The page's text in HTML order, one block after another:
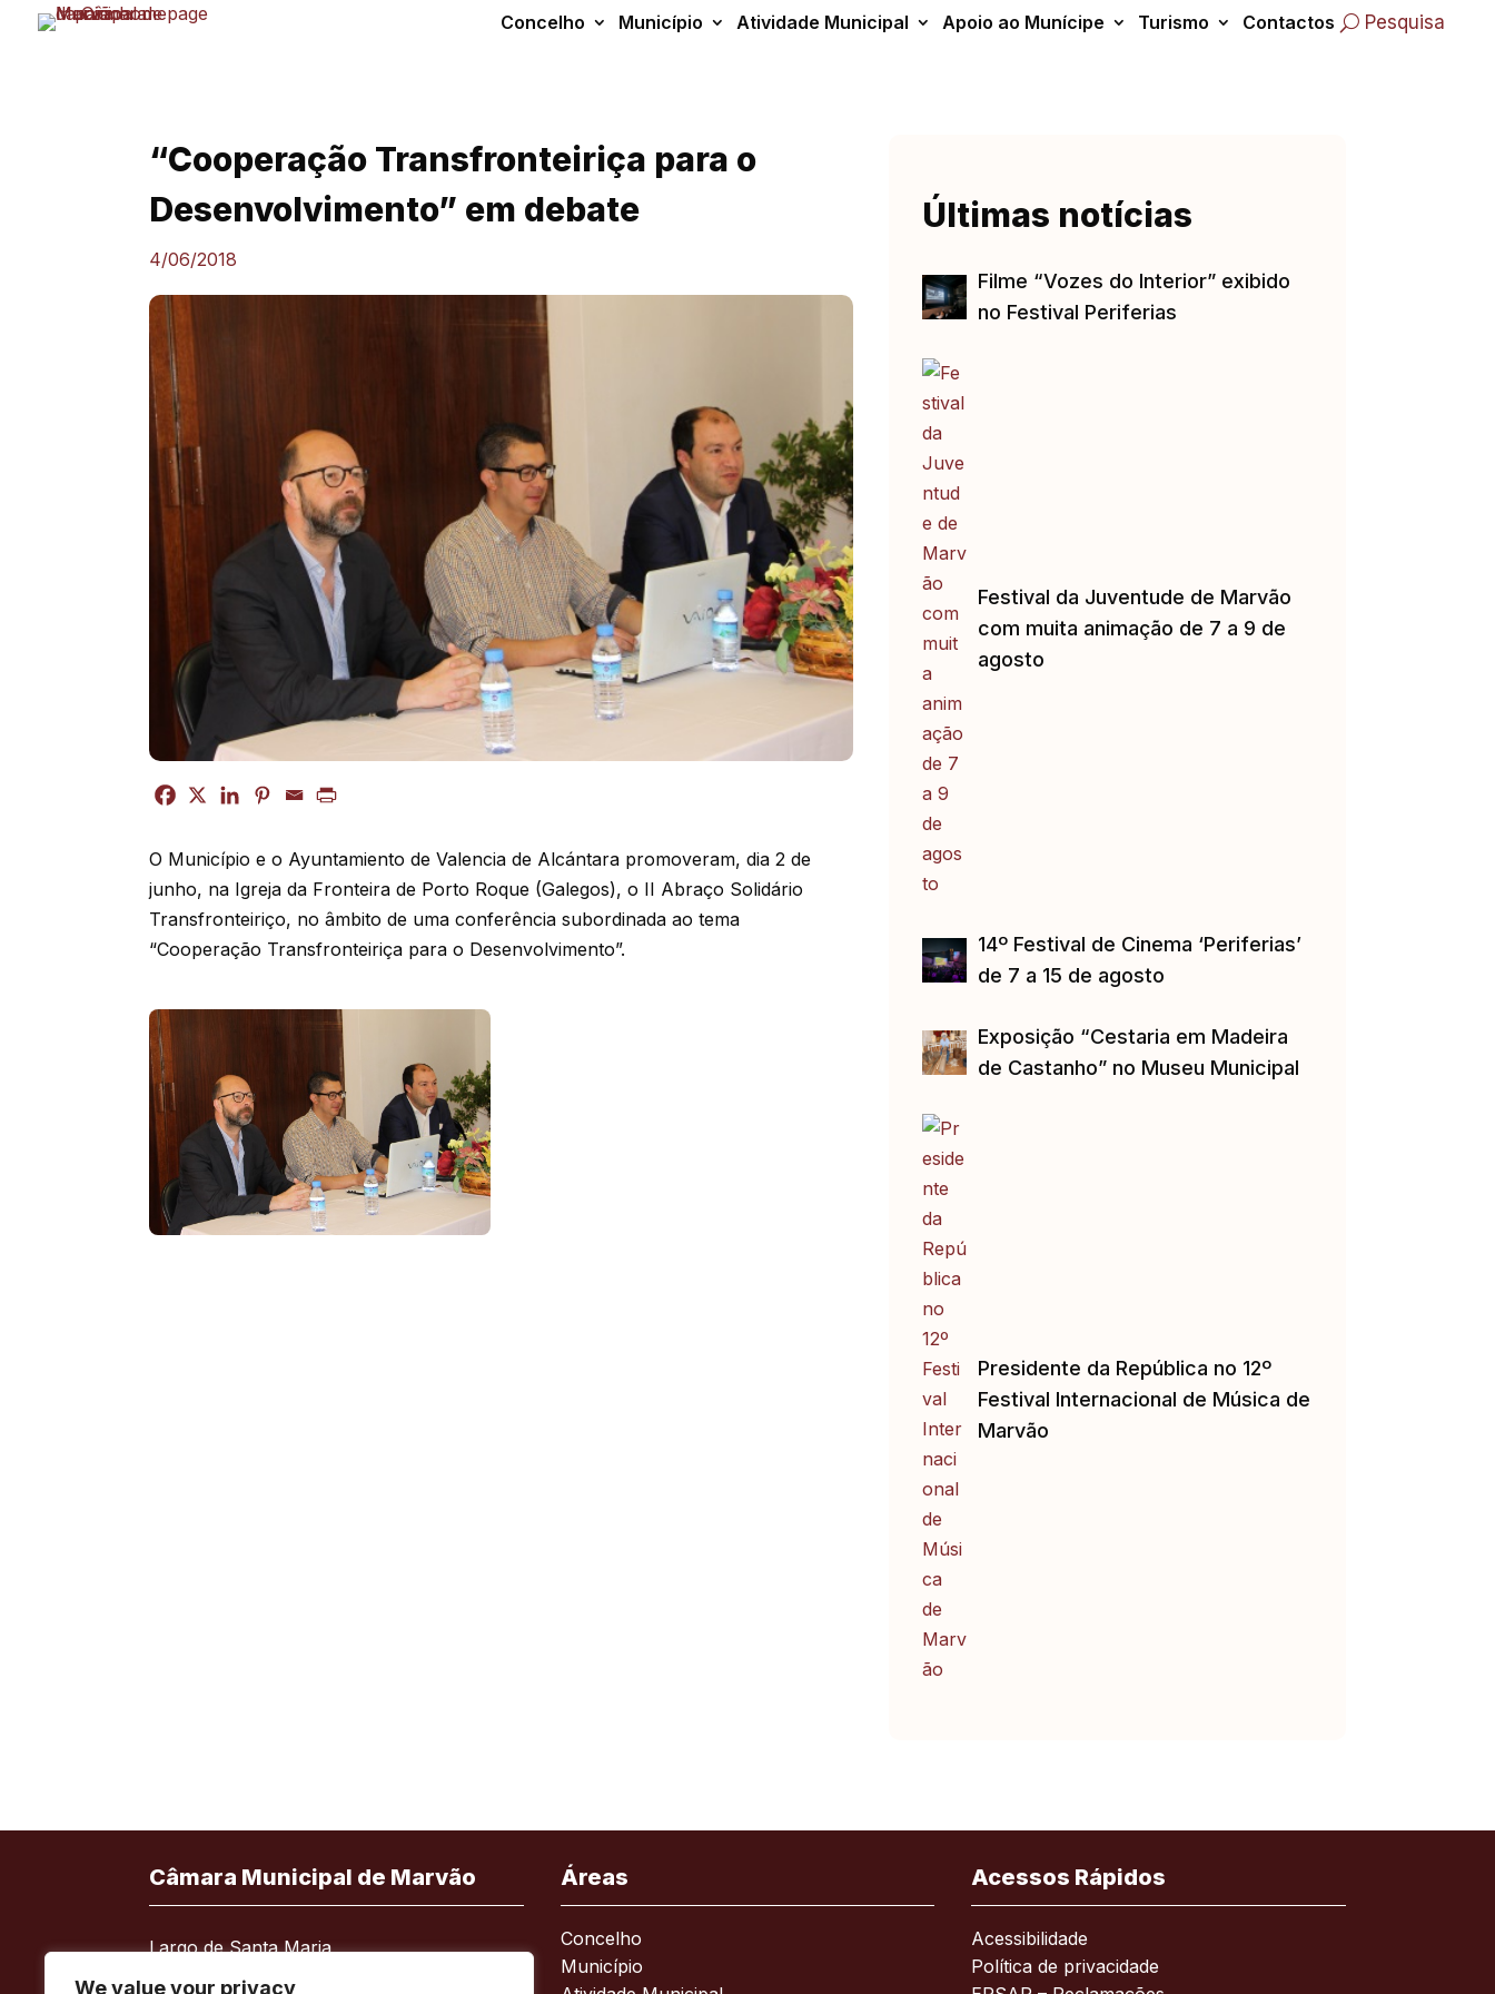
We value your privacy
Concelho Município Atividade Municipal Apoio ao Munícipe Turismo Contactos Pesquisa
“Cooperação Transfronteiriça para o
Desenvolvimento” em debate
4/06/2018
O Município e o Ayuntamiento de Valencia de Alcántara promoveram, dia 2 de
junho, na Igreja da Fronteira de Porto Roque (Galegos), o II Abraço Solidário
Transfronteiriço, no âmbito de uma conferência subordinada ao tema
“Cooperação Transfronteiriça para o Desenvolvimento”.
Últimas notícias
Filme “Vozes do Interior” exibido
no Festival Periferias
Festival da Juventude de Marvão
com muita animação de 7 a 9 de
agosto
14º Festival de Cinema ‘Periferias’
de 7 a 15 de agosto
Exposição “Cestaria em Madeira
de Castanho” no Museu Municipal
Presidente da República no 12º
Festival Internacional de Música de
Marvão
Câmara Municipal de Marvão
Largo de Santa Maria
7330-101 Marvão
Áreas
Concelho
Município
Acessos Rápidos
Acessibilidade
Política de privacidade